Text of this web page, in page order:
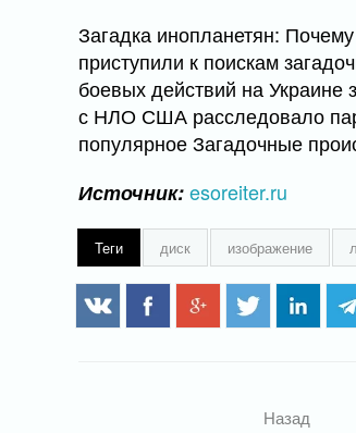
Загадка инопланетян:
приступили к поискам
боевых действий на
с НЛО США расследовало
популярное Загадочные
Источник:esoreiter.ru
Теги диск изображение
Назад